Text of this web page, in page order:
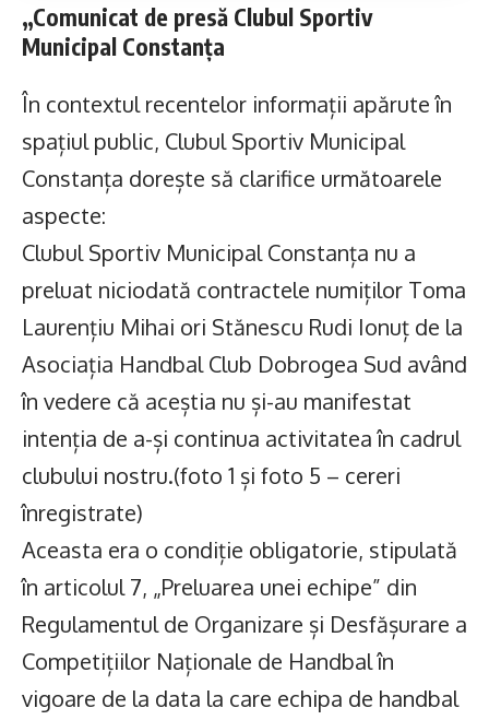
„Comunicat de presă Clubul Sportiv
Municipal Constanța
În contextul recentelor informații apărute în
spațiul public, Clubul Sportiv Municipal
Constanța dorește să clarifice următoarele
aspecte:
Clubul Sportiv Municipal Constanța nu a
preluat niciodată contractele numiților Toma
Laurențiu Mihai ori Stănescu Rudi Ionuț de la
Asociația Handbal Club Dobrogea Sud având
în vedere că aceștia nu și-au manifestat
intenția de a-și continua activitatea în cadrul
clubului nostru.(foto 1 și foto 5 – cereri
înregistrate)
Aceasta era o condiție obligatorie, stipulată
în articolul 7, „Preluarea unei echipe” din
Regulamentul de Organizare și Desfășurare a
Competițiilor Naționale de Handbal în
vigoare de la data la care echipa de handbal